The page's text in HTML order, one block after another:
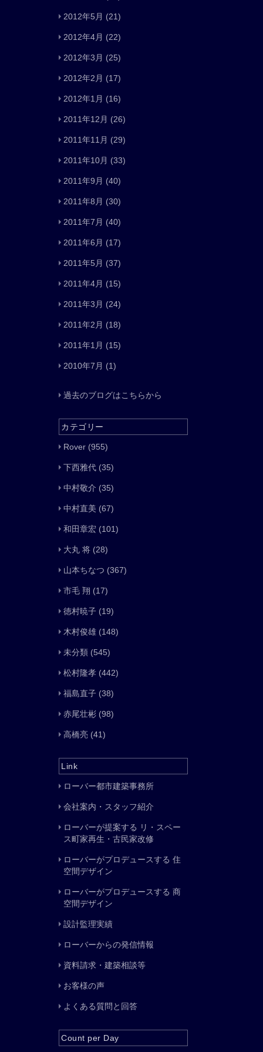
2012年5月 (21)
2012年4月 (22)
2012年3月 (25)
2012年2月 (17)
2012年1月 (16)
2011年12月 (26)
2011年11月 (29)
2011年10月 (33)
2011年9月 (40)
2011年8月 (30)
2011年7月 (40)
2011年6月 (17)
2011年5月 (37)
2011年4月 (15)
2011年3月 (24)
2011年2月 (18)
2011年1月 (15)
2010年7月 (1)
過去のブログはこちらから
カテゴリー
Rover (955)
下西雅代 (35)
中村敬介 (35)
中村直美 (67)
和田章宏 (101)
大丸 将 (28)
山本ちなつ (367)
市毛 翔 (17)
徳村暁子 (19)
木村俊雄 (148)
未分類 (545)
松村隆孝 (442)
福島直子 (38)
赤尾壮彬 (98)
高橋亮 (41)
Link
ローバー都市建築事務所
会社案内・スタッフ紹介
ローバーが提案する リ・スペー
ス町家再生・古民家改修
ローバーがプロデュースする 住
空間デザイン
ローバーがプロデュースする 商
空間デザイン
設計監理実績
ローバーからの発信情報
資料請求・建築相談等
お客様の声
よくある質問と回答
Count per Day